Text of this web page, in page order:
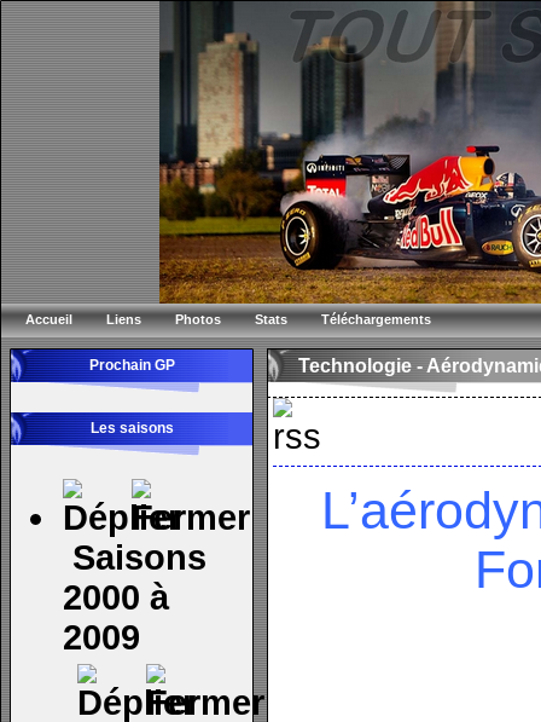
Accueil Liens Photos Stats Téléchargements
Prochain GP
Les saisons
Saisons
2000 à
2009
Technologie -